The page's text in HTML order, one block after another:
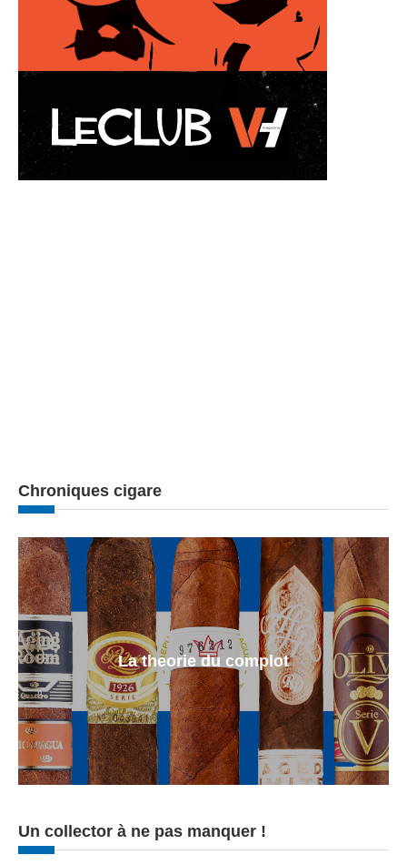
Chroniques cigare
La theorie du complot
Un collector à ne pas manquer !